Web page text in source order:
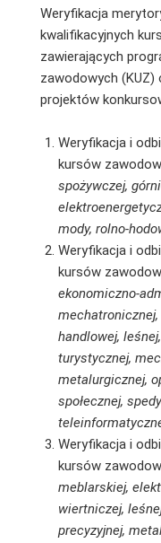
Weryfikacja
kwalifikacyjnych
zawierających
zawodowych
projektów
Weryfikacja i
kursów
spożywczej,
mody, rolno-
Weryfikacja i
kursów
ekonomiczno-
handlowej,
turystycznej,
metalurgicznej,
społecznej,
Weryfikacja i
kursów
meblarskiej,
wiertniczej,
precyzyjnej,